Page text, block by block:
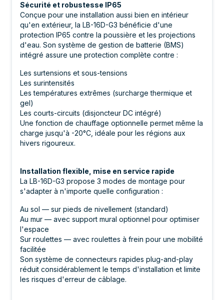
Sécurité et robustesse IP65
Conçue pour une installation aussi bien en intérieur
qu'en extérieur, la LB-16D-G3 bénéficie d'une
protection IP65 contre la poussière et les projections
d'eau. Son système de gestion de batterie (BMS)
intégré assure une protection complète contre :
Les surtensions et sous-tensions
Les surintensités
Les températures extrêmes (surcharge thermique et
gel)
Les courts-circuits (disjoncteur DC intégré)
Une fonction de chauffage optionnelle permet même la
charge jusqu'à -20°C, idéale pour les régions aux
hivers rigoureux.
Installation flexible, mise en service rapide
La LB-16D-G3 propose 3 modes de montage pour
s'adapter à n'importe quelle configuration :
Au sol — sur pieds de nivellement (standard)
Au mur — avec support mural optionnel pour optimiser
l'espace
Sur roulettes — avec roulettes à frein pour une mobilité
facilitée
Son système de connecteurs rapides plug-and-play
réduit considérablement le temps d'installation et limite
les risques d'erreur de câblage.